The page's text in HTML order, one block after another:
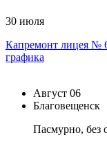
30 июля
Капремонт лицея №
графика
Август 06
Благовещенск
Пасмурно, без